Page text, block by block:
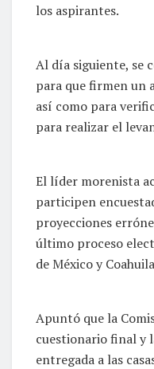
los aspirantes.
Al día siguiente, se
para que firmen un
así como para
para realizar el
El líder morenista
participen
proyecciones
último proceso
de México y
Apuntó que la
cuestionario final y
entregada a las